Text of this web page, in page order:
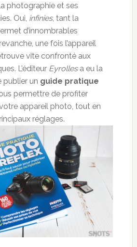
photographie et ses
Oui, infinies, tant la
d’innombrables
une fois l’appareil
vite confronté aux
L’éditeur Eyrollesa eu la
publier un guide pratique
permettre de profiter
appareil photo, tout en
réglages.